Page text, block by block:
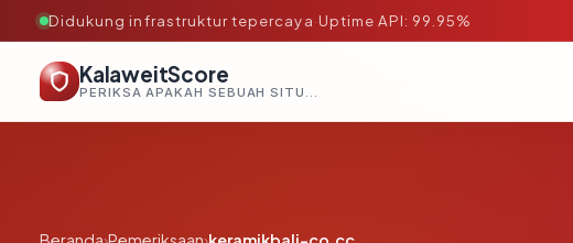
Didukung infrastruktur tepercaya·Uptime API: 99.95%
KalaweitScore
PERIKSA APAKAH SEBUAH SITUS AMAN, TEPERCAYA, DAN TERVERIFIKASI DALAM HITUNGAN DETIK.